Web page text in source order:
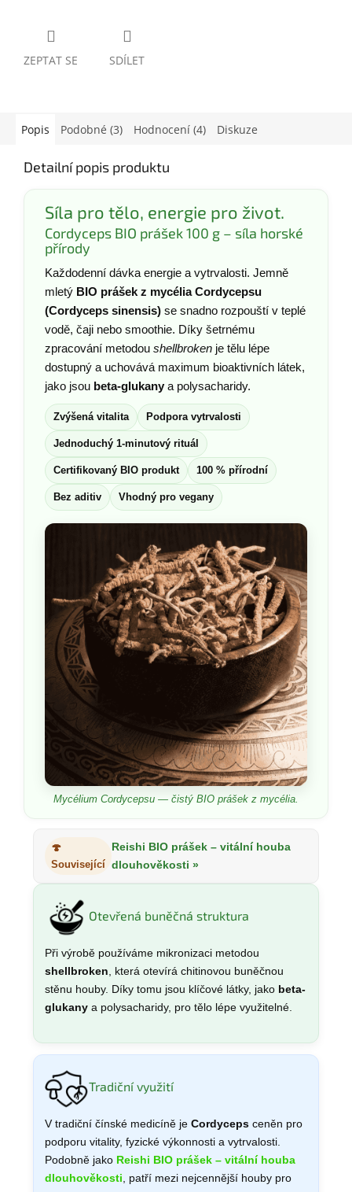
ZEPTAT SE SDÍLET
Popis Podobné (3) Hodnocení (4) Diskuze
Detailní popis produktu
Síla pro tělo, energie pro život.
Cordyceps BIO prášek 100 g – síla horské
přírody
Každodenní dávka energie a vytrvalosti. Jemně
mletý BIO prášek z mycélia Cordycepsu
(Cordyceps sinensis) se snadno rozpouští v teplé
vodě, čaji nebo smoothie. Díky šetrnému
zpracování metodou shellbroken je tělu lépe
dostupný a uchovává maximum bioaktivních látek,
jako jsou beta-glukany a polysacharidy.
Zvýšená vitalita Podpora vytrvalosti
Jednoduchý 1-minutový rituál
Certifikovaný BIO produkt 100 % přírodní
Bez aditiv Vhodný pro vegany
Mycélium Cordycepsu — čistý BIO prášek z mycélia.
🍄
Související
Reishi BIO prášek – vitální houba
dlouhověkosti »
Otevřená buněčná struktura
Při výrobě používáme mikronizaci metodou
shellbroken , která otevírá chitinovou buněčnou
stěnu houby. Díky tomu jsou klíčové látky, jako beta-
glukany a polysacharidy, pro tělo lépe využitelné.
Tradiční využití
V tradiční čínské medicíně je Cordyceps ceněn pro
podporu vitality, fyzické výkonnosti a vytrvalosti.
Podobně jako Reishi BIO prášek – vitální houba
dlouhověkosti , patří mezi nejcennější houby pro